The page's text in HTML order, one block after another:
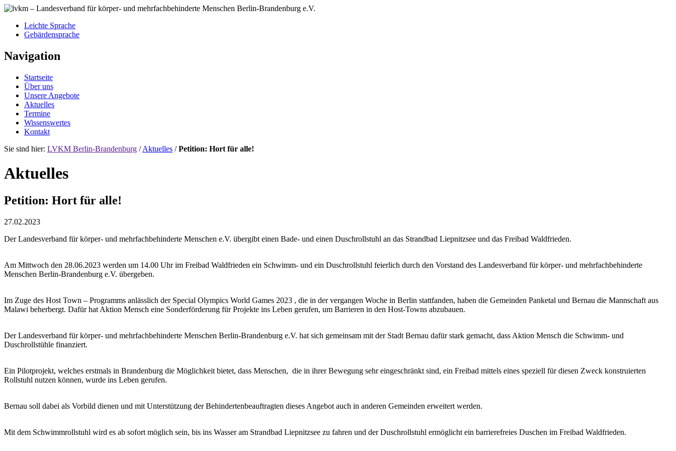
Leichte Sprache
Gebärdensprache
Navigation
Startseite
Über uns
Unsere Angebote
Aktuelles
Termine
Wissenswertes
Kontakt
Sie sind hier: LVKM Berlin-Brandenburg /Aktuelles /Petition: Hort für alle!
Aktuelles
Petition: Hort für alle!
27.02.2023
Der Landesverband für körper- und mehrfachbehinderte Menschen e.V. übergibt einen Bade- und einen Duschrollstuhl an das Strandbad Liepnitzsee und das Freibad Waldfrieden.
Am Mittwoch den 28.06.2023 werden um 14.00 Uhr im Freibad Waldfrieden ein Schwimm- und ein Duschrollstuhl feierlich durch den Vorstand des Landesverband für körper- und mehrfachbehinderte
Menschen Berlin-Brandenburg e.V. übergeben.
Im Zuge des Host Town – Programms anlässlich der Special Olympics World Games 2023 , die in der vergangen Woche in Berlin stattfanden, haben die Gemeinden Panketal und Bernau die Mannschaft aus
Malawi beherbergt. Dafür hat Aktion Mensch eine Sonderförderung für Projekte ins Leben gerufen, um Barrieren in den Host-Towns abzubauen.
Der Landesverband für körper- und mehrfachbehinderte Menschen Berlin-Brandenburg e.V. hat sich gemeinsam mit der Stadt Bernau dafür stark gemacht, dass Aktion Mensch die Schwimm- und
Duschrollstühle finanziert.
Ein Pilotprojekt, welches erstmals in Brandenburg die Möglichkeit bietet, dass Menschen, die in ihrer Bewegung sehr eingeschränkt sind, ein Freibad mittels eines speziell für diesen Zweck konstruierten
Rollstuhl nutzen können, wurde ins Leben gerufen.
Bernau soll dabei als Vorbild dienen und mit Unterstützung der Behindertenbeauftragten dieses Angebot auch in anderen Gemeinden erweitert werden.
Mit dem Schwimmrollstuhl wird es ab sofort möglich sein, bis ins Wasser am Strandbad Liepnitzsee zu fahren und der Duschrollstuhl ermöglicht ein barrierefreies Duschen im Freibad Waldfrieden.